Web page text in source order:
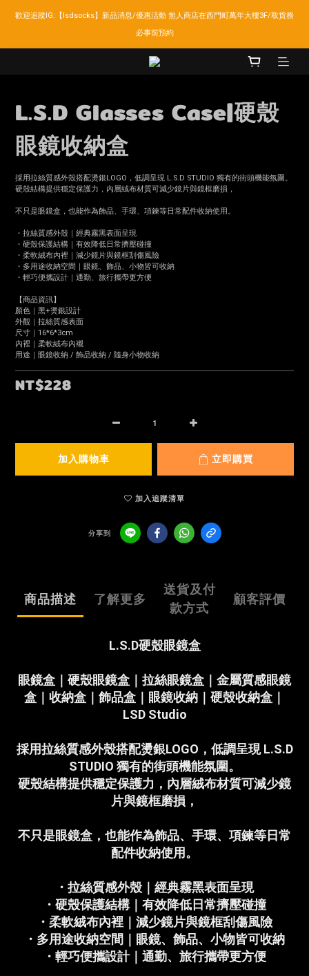
歡迎追蹤IG:【lsdsocks】新品消息/優惠活動 無人商店在西門町萬年大樓3F/取貨務
必事前預約
L.S.D Glasses Case|硬殼
眼鏡收納盒
採用拉絲質感外殼搭配燙銀LOGO，低調呈現 L.S.D STUDIO 獨有的街頭機能氛圍。
硬殼結構提供穩定保護力，內層絨布材質可減少鏡片與鏡框磨損，
不只是眼鏡盒，也能作為飾品、手環、項鍊等日常配件收納使用。
・拉絲質感外殼｜經典霧黑表面呈現
・硬殼保護結構｜有效降低日常擠壓碰撞
・柔軟絨布內裡｜減少鏡片與鏡框刮傷風險
・多用途收納空間｜眼鏡、飾品、小物皆可收納
・輕巧便攜設計｜通勤、旅行攜帶更方便
【商品資訊】
顏色｜黑+燙銀設計
外觀｜拉絲質感表面
尺寸｜16*6*3cm
內裡｜柔軟絨布內襯
用途｜眼鏡收納 / 飾品收納 / 隨身小物收納
NT$228
加入購物車 立即購買
加入追蹤清單
分享到
商品描述 了解更多
送貨及付
款方式
顧客評價
L.S.D硬殼眼鏡盒
眼鏡盒｜硬殼眼鏡盒｜拉絲眼鏡盒｜金屬質感眼鏡
盒｜收納盒｜飾品盒｜眼鏡收納｜硬殼收納盒｜
LSD Studio
採用拉絲質感外殼搭配燙銀LOGO，低調呈現 L.S.D
STUDIO 獨有的街頭機能氛圍。
硬殼結構提供穩定保護力，內層絨布材質可減少鏡
片與鏡框磨損，
不只是眼鏡盒，也能作為飾品、手環、項鍊等日常
配件收納使用。
・拉絲質感外殼｜經典霧黑表面呈現
・硬殼保護結構｜有效降低日常擠壓碰撞
・柔軟絨布內裡｜減少鏡片與鏡框刮傷風險
・多用途收納空間｜眼鏡、飾品、小物皆可收納
・輕巧便攜設計｜通勤、旅行攜帶更方便